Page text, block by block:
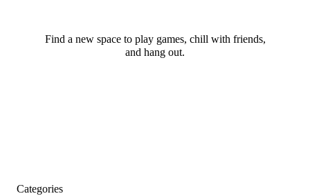
Find a new space to play games, chill with friends,
and hang out.
Categories